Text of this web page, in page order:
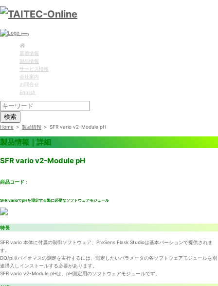
新着情報
製品情報
サービス情報
会社案内
お問合せ
English
検索
Home > 製品情報 > SFR vario v2-Module pH
製品情報｜詳細
SFR vario v2-Module pH
商品コード：
SFR varioでpHを測定する際に必要なソフトウェアモジュール
特長
SFR vario 本体に付属の制御ソフトウェア、PreSens Flask Studioは基本バーションで提供されま
す。
DO/pH/バイオマスの測定を実行するには、測定したいパラメータの各ソフトウェアモジュールを別
途購入しインストールする必要があります。
SFR vario v2-Module pHは、pH測定用のソフトウェアモジュールです。